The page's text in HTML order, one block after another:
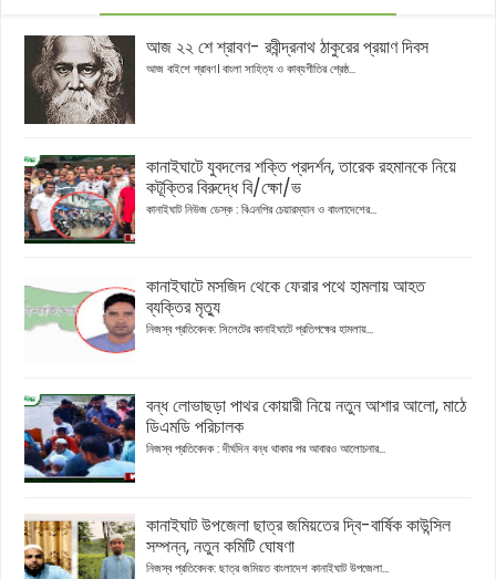
আজ ২২ শে শ্রাবণ- রবীন্দ্রনাথ ঠাকুরের প্রয়াণ দিবস
আজ বাইশে শ্রাবণ। বাংলা সাহিত্য ও কাব্যগীতির শ্রেষ্ঠ...
কানাইঘাটে যুবদলের শক্তি প্রদর্শন, তারেক রহমানকে নিয়ে
কটূক্তির বিরুদ্ধে বি/ক্ষো/ভ
কানাইঘাট নিউজ ডেস্ক : বিএনপির চেয়ারম্যান ও বাংলাদেশের...
কানাইঘাটে মসজিদ থেকে ফেরার পথে হামলায় আহত
ব্যক্তির মৃত্যু
নিজস্ব প্রতিবেদক: সিলেটের কানাইঘাটে প্রতিপক্ষের হামলায়...
বন্ধ লোভাছড়া পাথর কোয়ারী নিয়ে নতুন আশার আলো, মাঠে
ডিএমডি পরিচালক
নিজস্ব প্রতিবেদক : দীর্ঘদিন বন্ধ থাকার পর আবারও আলোচনার...
কানাইঘাট উপজেলা ছাত্র জমিয়তের দ্বি-বার্ষিক কাউন্সিল
সম্পন্ন, নতুন কমিটি ঘোষণা
নিজস্ব প্রতিবেদক: ছাত্র জমিয়ত বাংলাদেশ কানাইঘাট উপজেলা...